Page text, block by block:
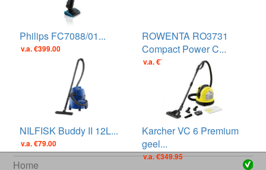
Philips FC7088/01...
v.a. €399.00
ROWENTA RO3731
Compact Power C...
v.a. €79.00
NILFISK Buddy II 12L...
v.a. €79.00
Karcher VC 6 Premium
geel...
v.a. €349.95
Home